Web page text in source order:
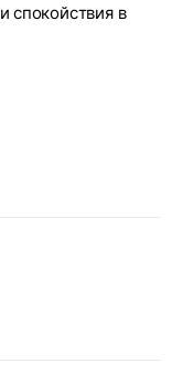
спокойствия в